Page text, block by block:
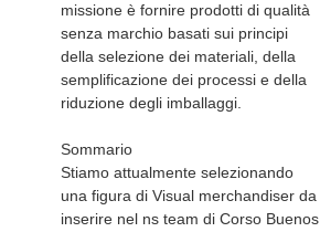
missione è fornire prodotti di qualità
senza marchio basati sui principi
della selezione dei materiali, della
semplificazione dei processi e della
riduzione degli imballaggi.
Sommario
Stiamo attualmente selezionando
una figura di Visual merchandiser da
inserire nel ns team di Corso Buenos